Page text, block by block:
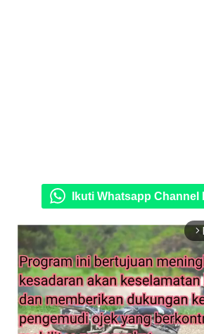
Ikuti Whatsapp Channel
arrow_forward_ios